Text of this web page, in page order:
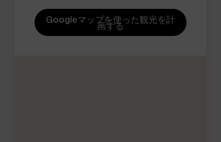
Googleマップを使った観光を計
画する